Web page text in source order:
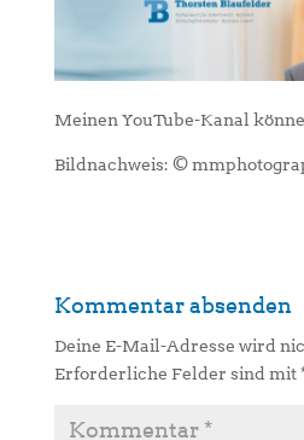
Meinen YouTube-Kanal
Bildnachweis: ©
Kommentar absenden
Deine E-Mail-Adresse wird
Erforderliche Felder sind mit